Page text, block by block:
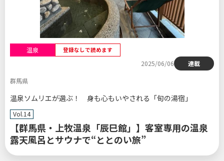
温泉 登録なしで読めます
2025/06/06
連載
群馬県
温泉ソムリエが選ぶ！ 身も心もいやされる「旬の湯宿」
Vol.14
【群馬県・上牧温泉「辰巳館」】客室専用の温泉
露天風呂とサウナで“ととのい旅”